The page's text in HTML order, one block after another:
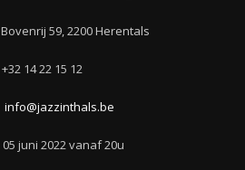
Bovenrij 59, 2200 Herentals
+32 14 22 15 12
info@jazzinthals.be
05 juni 2022 vanaf 20u